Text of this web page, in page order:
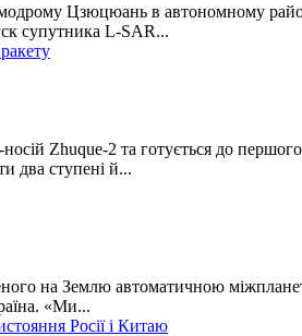
Цзюцюань в автономному
супутника L-SAR...
Zhuque-2 та готується до
два ступені й...
на Землю автоматичною
«Ми...
Росії і Китаю